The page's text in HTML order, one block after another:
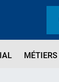
MÉTIERS